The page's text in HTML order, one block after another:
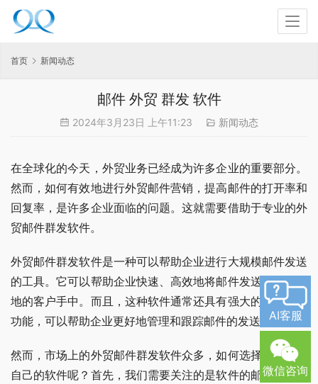
首页 新闻动态
邮件 外贸 群发 软件
2024年3月23日 上午11:23 新闻动态
在全球化的今天，外贸业务已经成为许多企业的重要部分。
然而，如何有效地进行外贸邮件营销，提高邮件的打开率和
回复率，是许多企业面临的问题。这就需要借助于专业的外
贸邮件群发软件。
外贸邮件群发软件是一种可以帮助企业进行大规模邮件发送
的工具。它可以帮助企业快速、高效地将邮件发送到全球各
地的客户手中。而且，这种软件通常还具有强大的邮件管理
功能，可以帮助企业更好地管理和跟踪邮件的发送情况。
然而，市场上的外贸邮件群发软件众多，如何选择一款适合
自己的软件呢？首先，我们需要关注的是软件的邮件发送能
AI客服
微信咨询